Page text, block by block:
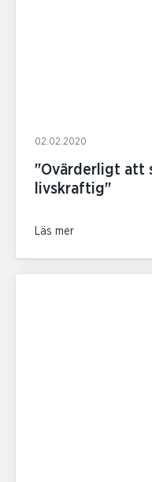
02.02.2020
"Ovärderligt att
livskraftig"
Läs mer